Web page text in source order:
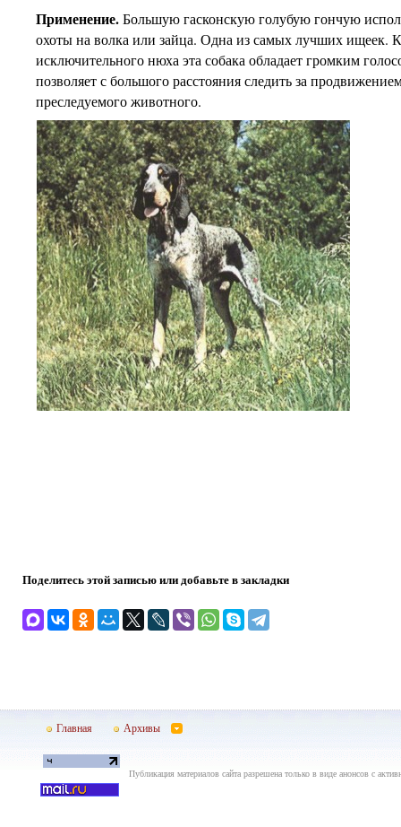
Применение.Большую гасконскую голубую гончую
охоты на волка или зайца. Одна из самых лучших ищеек.
исключительного нюха эта собака обладает громким
позволяет с большого расстояния следить за
преследуемого животного.
Поделитесь этой записью или добавьте в закладки
Главная Архивы
Публикация материалов сайта разрешена только в виде анонсов с